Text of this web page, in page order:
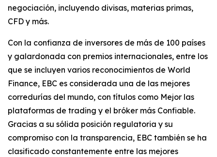
negociación, incluyendo divisas, materias primas,
CFD y más.
Con la confianza de inversores de más de 100 países
y galardonada con premios internacionales, entre los
que se incluyen varios reconocimientos de World
Finance, EBC es considerada una de las mejores
corredurías del mundo, con títulos como Mejor las
plataformas de trading y el bróker más Confiable.
Gracias a su sólida posición regulatoria y su
compromiso con la transparencia, EBC también se ha
clasificado constantemente entre las mejores